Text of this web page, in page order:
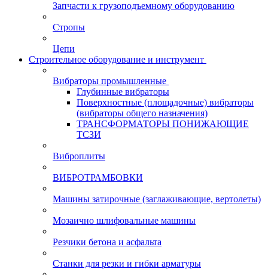
Запчасти к грузоподъемному оборудованию
Стропы
Цепи
Строительное оборудование и инструмент
Вибраторы промышленные
Глубинные вибраторы
Поверхностные (площадочные) вибраторы
(вибраторы общего назначения)
ТРАНСФОРМАТОРЫ ПОНИЖАЮЩИЕ
ТСЗИ
Виброплиты
ВИБРОТРАМБОВКИ
Машины затирочные (заглаживающие, вертолеты)
Мозаично шлифовальные машины
Резчики бетона и асфальта
Станки для резки и гибки арматуры